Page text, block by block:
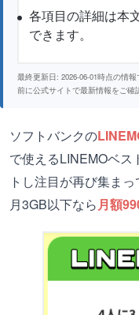
各項目の詳細は本
できます。
最終更新日: 2026-06-01時点の情
前に公式サイトで最新情報をご確
ソフトバンクの
で使えるLINEMOベ
トし注目が再び集ま
月3GB以下なら月額